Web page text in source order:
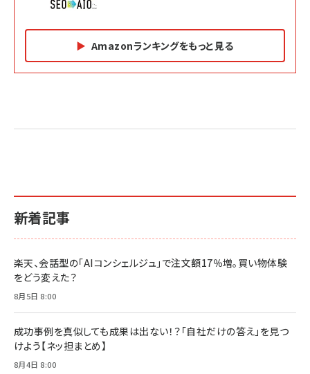
Amazonランキングをもっと見る
2億円を売り上げたプロが教える note×AI 最強の
小さな会社は戦略が9割
￥1,815
る時代の成長戦略
￥2,420
anan(アンアン)2026/07/01号 No.2501[魅せる
anan(アンアン)2026/06/24号 No.2500増刊
anan(アンアン)2026/07/08号 No.2502[2026
ママ投資家が育休中に１億貯めた株式投資
￥1,870
ベインキャピタル 企業価値向上力の秘密
ルな本質」
￥2,750
新着記事
楽天、会話型の「AIコンシェルジュ」で注文額17％増。買い物体験
をどう変えた？
8月5日 8:00
成功事例を真似しても成果は出ない！？「自社だけの答え」を見つ
けよう【ネッ担まとめ】
8月4日 8:00